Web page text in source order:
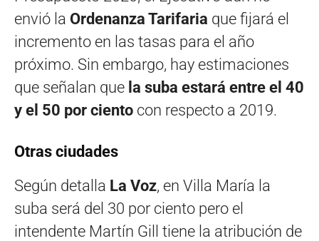
envió la Ordenanza Tarifaria que fijará el
incremento en las tasas para el año
próximo. Sin embargo, hay estimaciones
que señalan que la suba estará entre el 40
y el 50 por ciento con respecto a 2019.
Otras ciudades
Según detalla La Voz, en Villa María la
suba será del 30 por ciento pero el
intendente Martín Gill tiene la atribución de